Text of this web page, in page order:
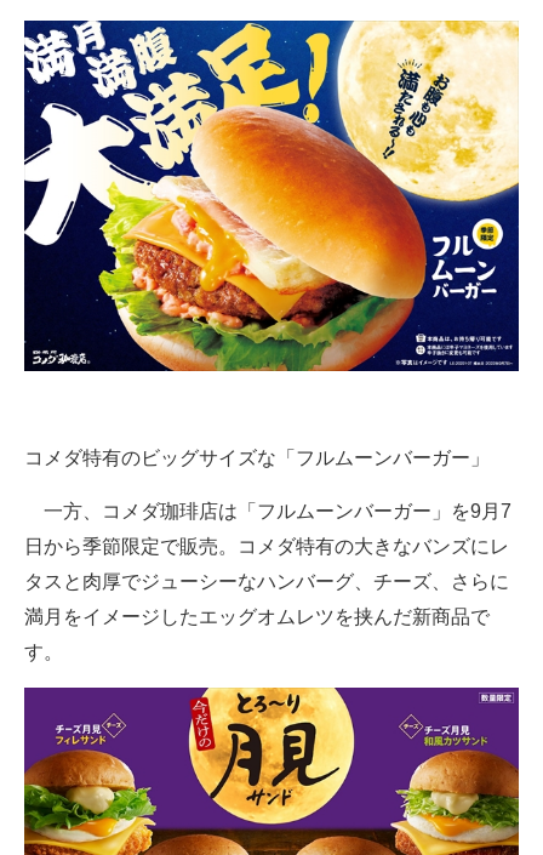
エネルギーの専門メディア
建設×テクノロジーの最前線
ちょっと気になるネットの話題
コメダ特有のビッグサイズな「フルムーンバーガー」
一方、コメダ珈琲店は「フルムーンバーガー」を9月7
日から季節限定で販売。コメダ特有の大きなバンズにレ
タスと肉厚でジューシーなハンバーグ、チーズ、さらに
満月をイメージしたエッグオムレツを挟んだ新商品で
す。